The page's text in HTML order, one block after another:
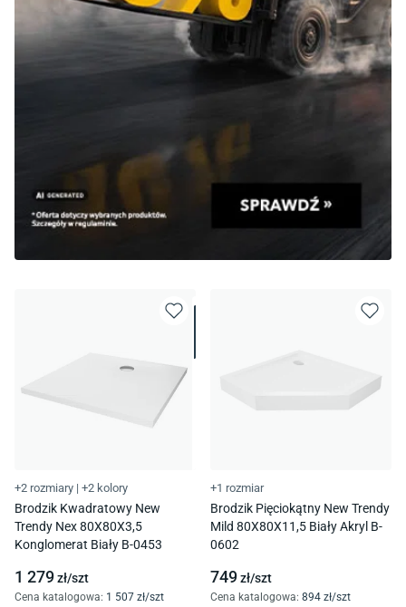
+2 rozmiary | +2 kolory
Brodzik Kwadratowy New
Trendy Nex 80X80X3,5
Konglomerat Biały B-0453
1 279zł/szt
Cena katalogowa: 1 507 zł/szt
+1 rozmiar
Brodzik Pięciokątny New Trendy
Mild 80X80X11,5 Biały Akryl B-
0602
749zł/szt
Cena katalogowa: 894 zł/szt